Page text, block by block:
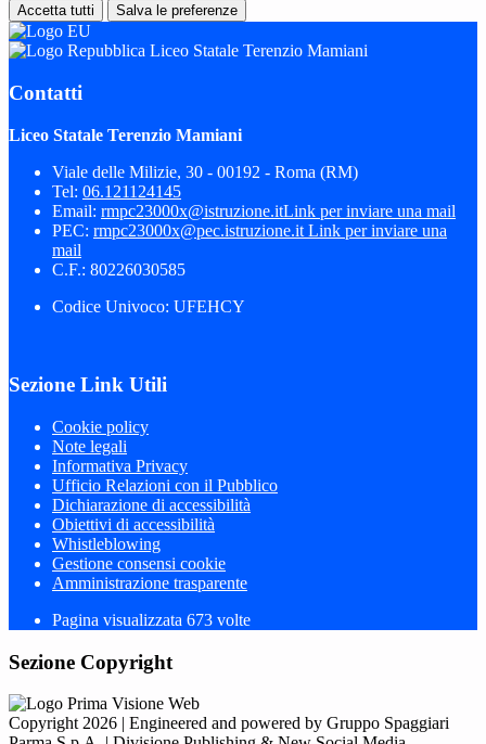
Accetta tutti Salva le preferenze
Liceo Statale Terenzio Mamiani
Contatti
Liceo Statale Terenzio Mamiani
Viale delle Milizie, 30 - 00192 - Roma (RM)
Tel: 06.121124145
Email: rmpc23000x@istruzione.itLink per inviare una mail
PEC: rmpc23000x@pec.istruzione.it Link per inviare una
mail
C.F.: 80226030585
Codice Univoco: UFEHCY
Sezione Link Utili
Cookie policy
Note legali
Informativa Privacy
Ufficio Relazioni con il Pubblico
Dichiarazione di accessibilità
Obiettivi di accessibilità
Whistleblowing
Gestione consensi cookie
Amministrazione trasparente
Pagina visualizzata 673 volte
Sezione Copyright
Copyright 2026 | Engineered and powered by Gruppo Spaggiari